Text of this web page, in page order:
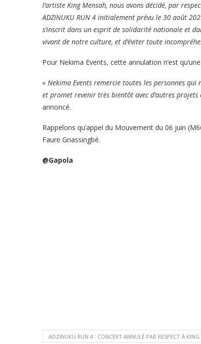
l’artiste King Mensah, nous avons décidé, par
ADZINUKU RUN 4 initialement prévu le 30 août
s’inscrit dans un esprit de solidarité nationale et
vivant de notre culture, et d’éviter toute
Pour Nekima Events, cette annulation n’est
« Nekima Events remercie toutes les personnes
et promet revenir très bientôt avec d’autres
annoncé.
Rappelons qu’appel du Mouvement du 06 juin
Faure Gnassingbé.
@Gapola
ADZINUKU RUN 4 : CONCERT ANNULÉ PAR RESPECT À